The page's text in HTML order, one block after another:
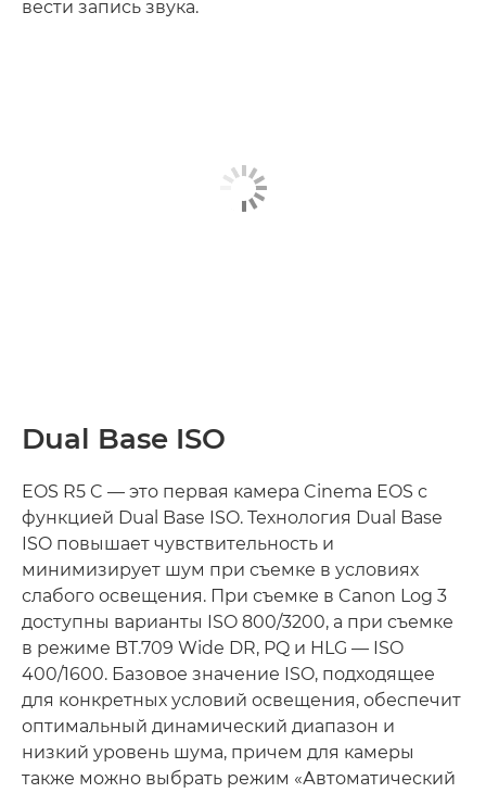
вести запись звука.
Dual Base ISO
EOS R5 C — это первая камера Cinema EOS с
функцией Dual Base ISO. Технология Dual Base
ISO повышает чувствительность и
минимизирует шум при съемке в условиях
слабого освещения. При съемке в Canon Log 3
доступны варианты ISO 800/3200, а при съемке
в режиме BT.709 Wide DR, PQ и HLG — ISO
400/1600. Базовое значение ISO, подходящее
для конкретных условий освещения, обеспечит
оптимальный динамический диапазон и
низкий уровень шума, причем для камеры
также можно выбрать режим «Автоматический